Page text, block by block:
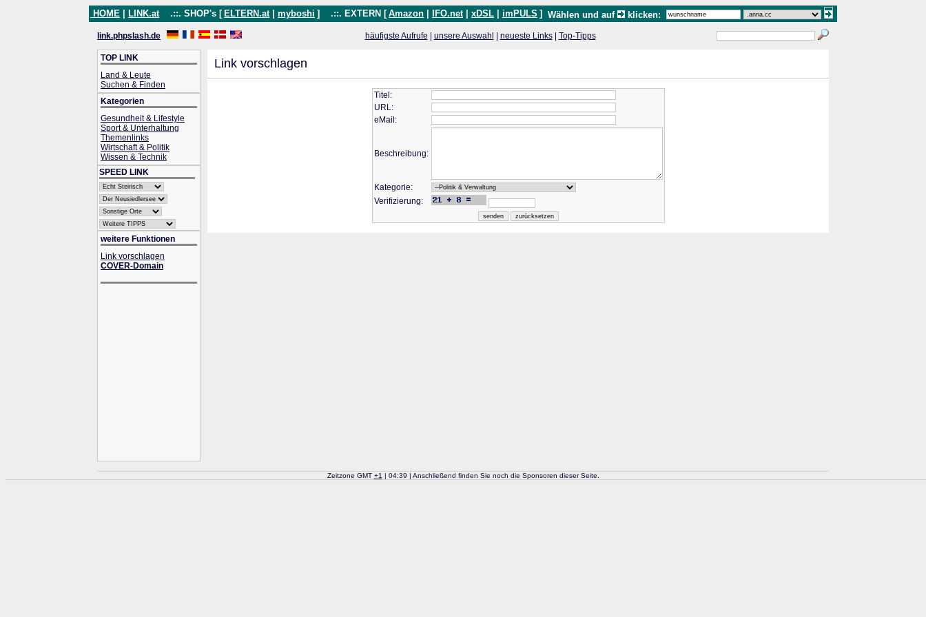
HOME LINK.at .::. SHOP's [ ELTERN.at myboshi ] .::. EXTERN [ Amazon IFO.net xDSL imPULS ] Wählen und auf klicken:
link.phpslash.de häufigste Aufrufe unsere Auswahl neueste Links| Top-Tipps
TOP LINK
Land & Leute
Suchen & Finden
Kategorien
Gesundheit & Lifestyle
Sport & Unterhaltung
Themenlinks
Wirtschaft & Politik
Wissen & Technik
SPEED LINK
weitere Funktionen
Link vorschlagen
COVER-Domain
Link vorschlagen
Titel:
URL:
eMail:
Beschreibung:
Kategorie:
Verifizierung:
Zeitzone GMT +1 | 04:39 | Anschließend finden Sie noch die Sponsoren dieser Seite.